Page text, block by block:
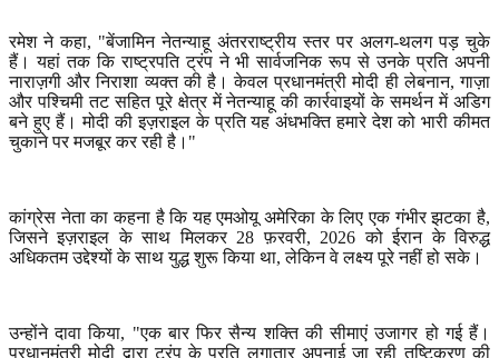
रमेश ने कहा, "बेंजामिन नेतन्याहू अंतरराष्ट्रीय स्तर पर अलग-थलग पड़ चुके
हैं। यहां तक कि राष्ट्रपति ट्रंप ने भी सार्वजनिक रूप से उनके प्रति अपनी
नाराज़गी और निराशा व्यक्त की है। केवल प्रधानमंत्री मोदी ही लेबनान,गाज़ा
और पश्चिमी तट सहित पूरे क्षेत्र में नेतन्याहू की कार्रवाइयों के समर्थन में अडिग
बने हुए हैं। मोदी की इज़राइल के प्रति यह अंधभक्ति हमारे देश को भारी कीमत
चुकाने पर मजबूर कर रही है।"
कांग्रेस नेता का कहना है कि यह एमओयू अमेरिका के लिए एक गंभीर झटका है,
जिसने इज़राइल के साथ मिलकर 28 फ़रवरी, 2026 को ईरान के विरुद्ध
अधिकतम उद्देश्यों के साथ युद्ध शुरू किया था,लेकिन वे लक्ष्य पूरे नहीं हो सके।
उन्होंने दावा किया, "एक बार फिर सैन्य शक्ति की सीमाएं उजागर हो गई हैं।
प्रधानमंत्री मोदी द्वारा ट्रंप के प्रति लगातार अपनाई जा रही तुष्टिकरण की